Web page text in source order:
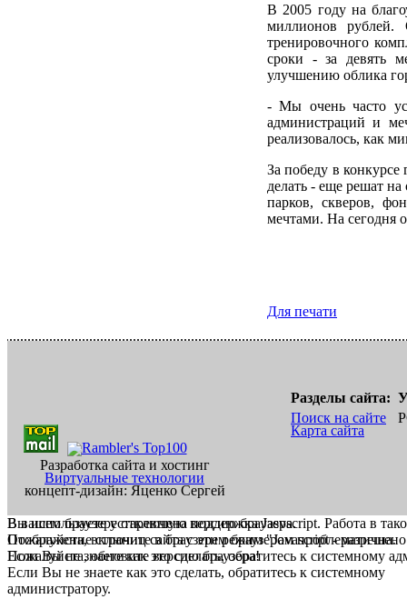
В 2005 году на
миллионов рублей.
тренировочного
сроки - за девять
улучшению облика
- Мы очень часто
администраций и
реализовалось, как
За победу в
делать - еще решат
парков, скверов,
мечтами. На сегодня
Для печати
Разработка сайта и хостинг
Виртуальные технологии
концепт-дизайн: Яценко Сергей
Разделы сайта:
Поиск на сайте
Карта сайта
В вашем браузере отключена поддержка Jasvscript. Работа в
Пожалуйста, включите в браузере режим "Javascript -
Если Вы не знаете как это сделать, обратитесь к системному
Вы используете устаревшую версию браузера.
Отображение страниц сайта с этим браузером проблематична.
Пожалуйста, обновите версию браузера!
Если Вы не знаете как это сделать, обратитесь к системному
администратору.